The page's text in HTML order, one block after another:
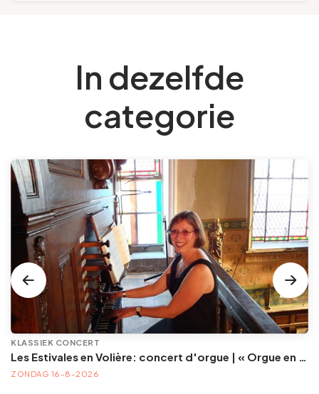
In dezelfde
categorie
KLASSIEK CONCERT
Les Estivales en Volière: concert d'orgue | « Orgue en Volière » , les 3e dimanches du mois (été) audition d’orgue (accès libre)
ZONDAG 16-8-2026